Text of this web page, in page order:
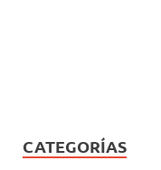
CATEGORÍAS